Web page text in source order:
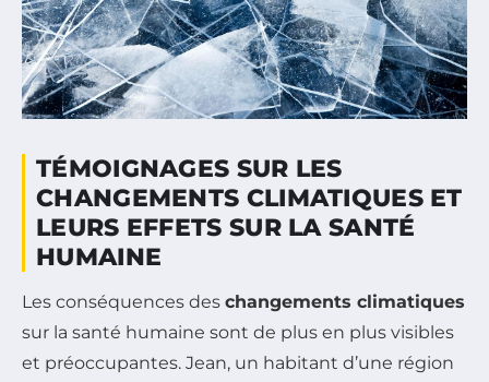
TÉMOIGNAGES SUR LES
CHANGEMENTS CLIMATIQUES ET
LEURS EFFETS SUR LA SANTÉ
HUMAINE
Les conséquences des changements climatiques
sur la santé humaine sont de plus en plus visibles
et préoccupantes. Jean, un habitant d’une région